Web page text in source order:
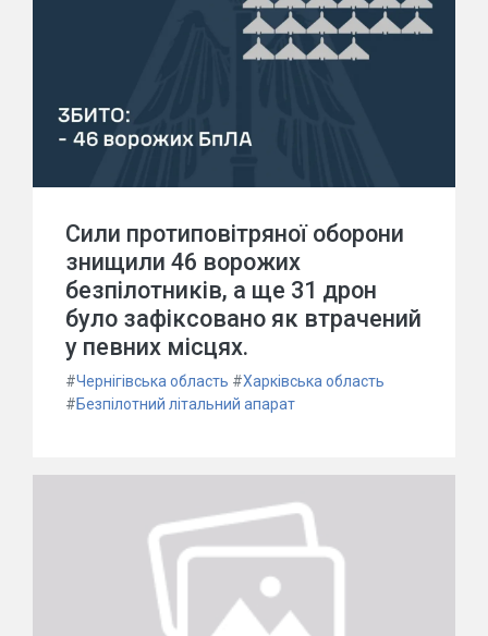
Сили протиповітряної оборони
знищили 46 ворожих
безпілотників, а ще 31 дрон
було зафіксовано як втрачений
у певних місцях.
#Чернігівська область #Харківська область
#Безпілотний літальний апарат